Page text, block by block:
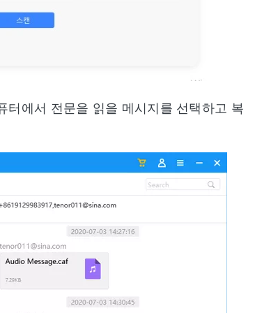
터에서 전문을 읽을 메시지를 선택하고 복